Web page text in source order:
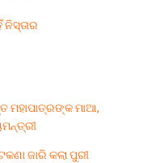
ନିସ୍ତାର
ମହାପାତ୍ରଙ୍କ ମାଆ,
ଜାରି କଲା ପୁରୀ